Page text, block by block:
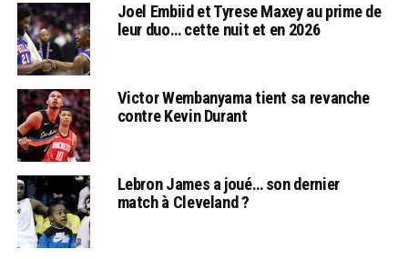
Joel Embiid et Tyrese Maxey au prime de
leur duo… cette nuit et en 2026
Victor Wembanyama tient sa revanche
contre Kevin Durant
Lebron James a joué… son dernier
match à Cleveland ?